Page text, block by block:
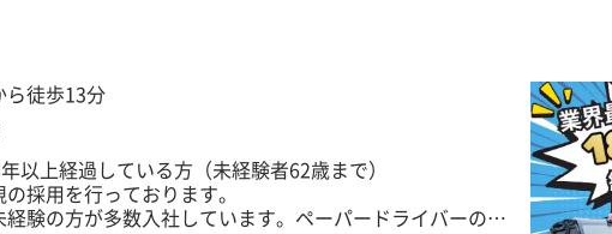
験者でも安心して飛び込んでいける手厚い研修制度が整
た研修制度で乗務員としてデビューするまでをしっかり
1年未満の新入社員を参加対象としたフォローアップ研修
ーーーーーーーーーーーーーーー営
ーー ■淡路営業所（東淀川区東淡路5丁目8番38号） 【最
7分／マイカー通勤可 ■我孫子営業所（住吉区浅香1丁目1
あびこ」駅より徒歩7分／マイカー通勤可 ■茨木営業所
【最寄り駅】阪急バス「五日市バス停」より徒歩4分／マ
ら徒歩13分
以上経過している方（未経験者62歳まで）
採用を行っております。
験の方が多数入社しています。ペーパードライバーの方